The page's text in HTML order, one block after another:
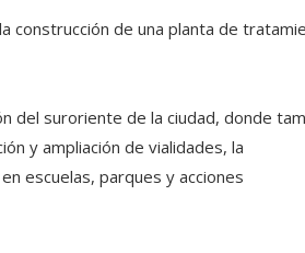
construcción de una planta de
del suroriente de la ciudad, donde
y ampliación de vialidades, la
escuelas, parques y acciones